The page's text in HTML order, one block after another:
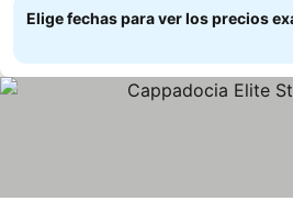
Elige fechas para ver los precios